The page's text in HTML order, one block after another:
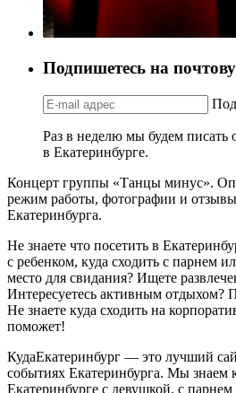
Подпишетесь на
Раз в неделю мы будем писать
в Екатеринбурге.
Концерт группы «Танцы минус».
режим работы, фотографии и
Екатеринбурга.
Не знаете что посетить в
с ребенком, куда сходить с парнем
место для свидания? Ищете
Интересуетесь активным отдыхом?
Не знаете куда сходить на
поможет!
КудаЕкатеринбург — это лучший
событиях Екатеринбурга. Мы знаем
Екатеринбурге с девушкой, с